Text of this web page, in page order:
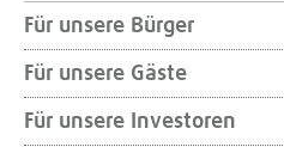
Für unsere Bürger
Für unsere Gäste
Für unsere Investoren